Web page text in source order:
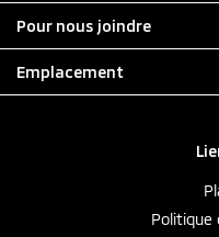
Politique
Pour nous joindre
Emplacement